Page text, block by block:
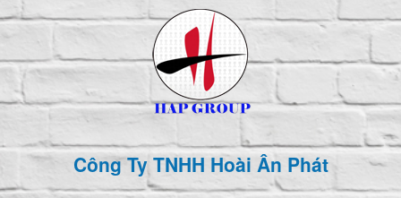
Công Ty TNHH Hoài Ân Phát